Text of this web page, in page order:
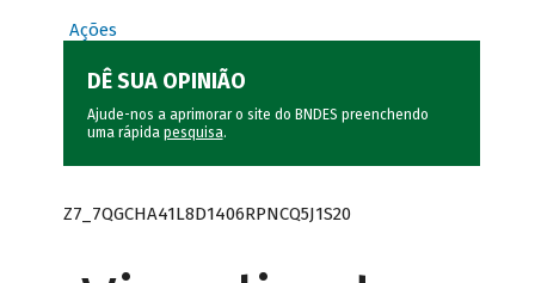
Ações
DÊ SUA OPINIÃO
Ajude-nos a aprimorar o site do BNDES preenchendo
uma rápida pesquisa.
Z7_7QGCHA41L8D1406RPNCQ5J1S20